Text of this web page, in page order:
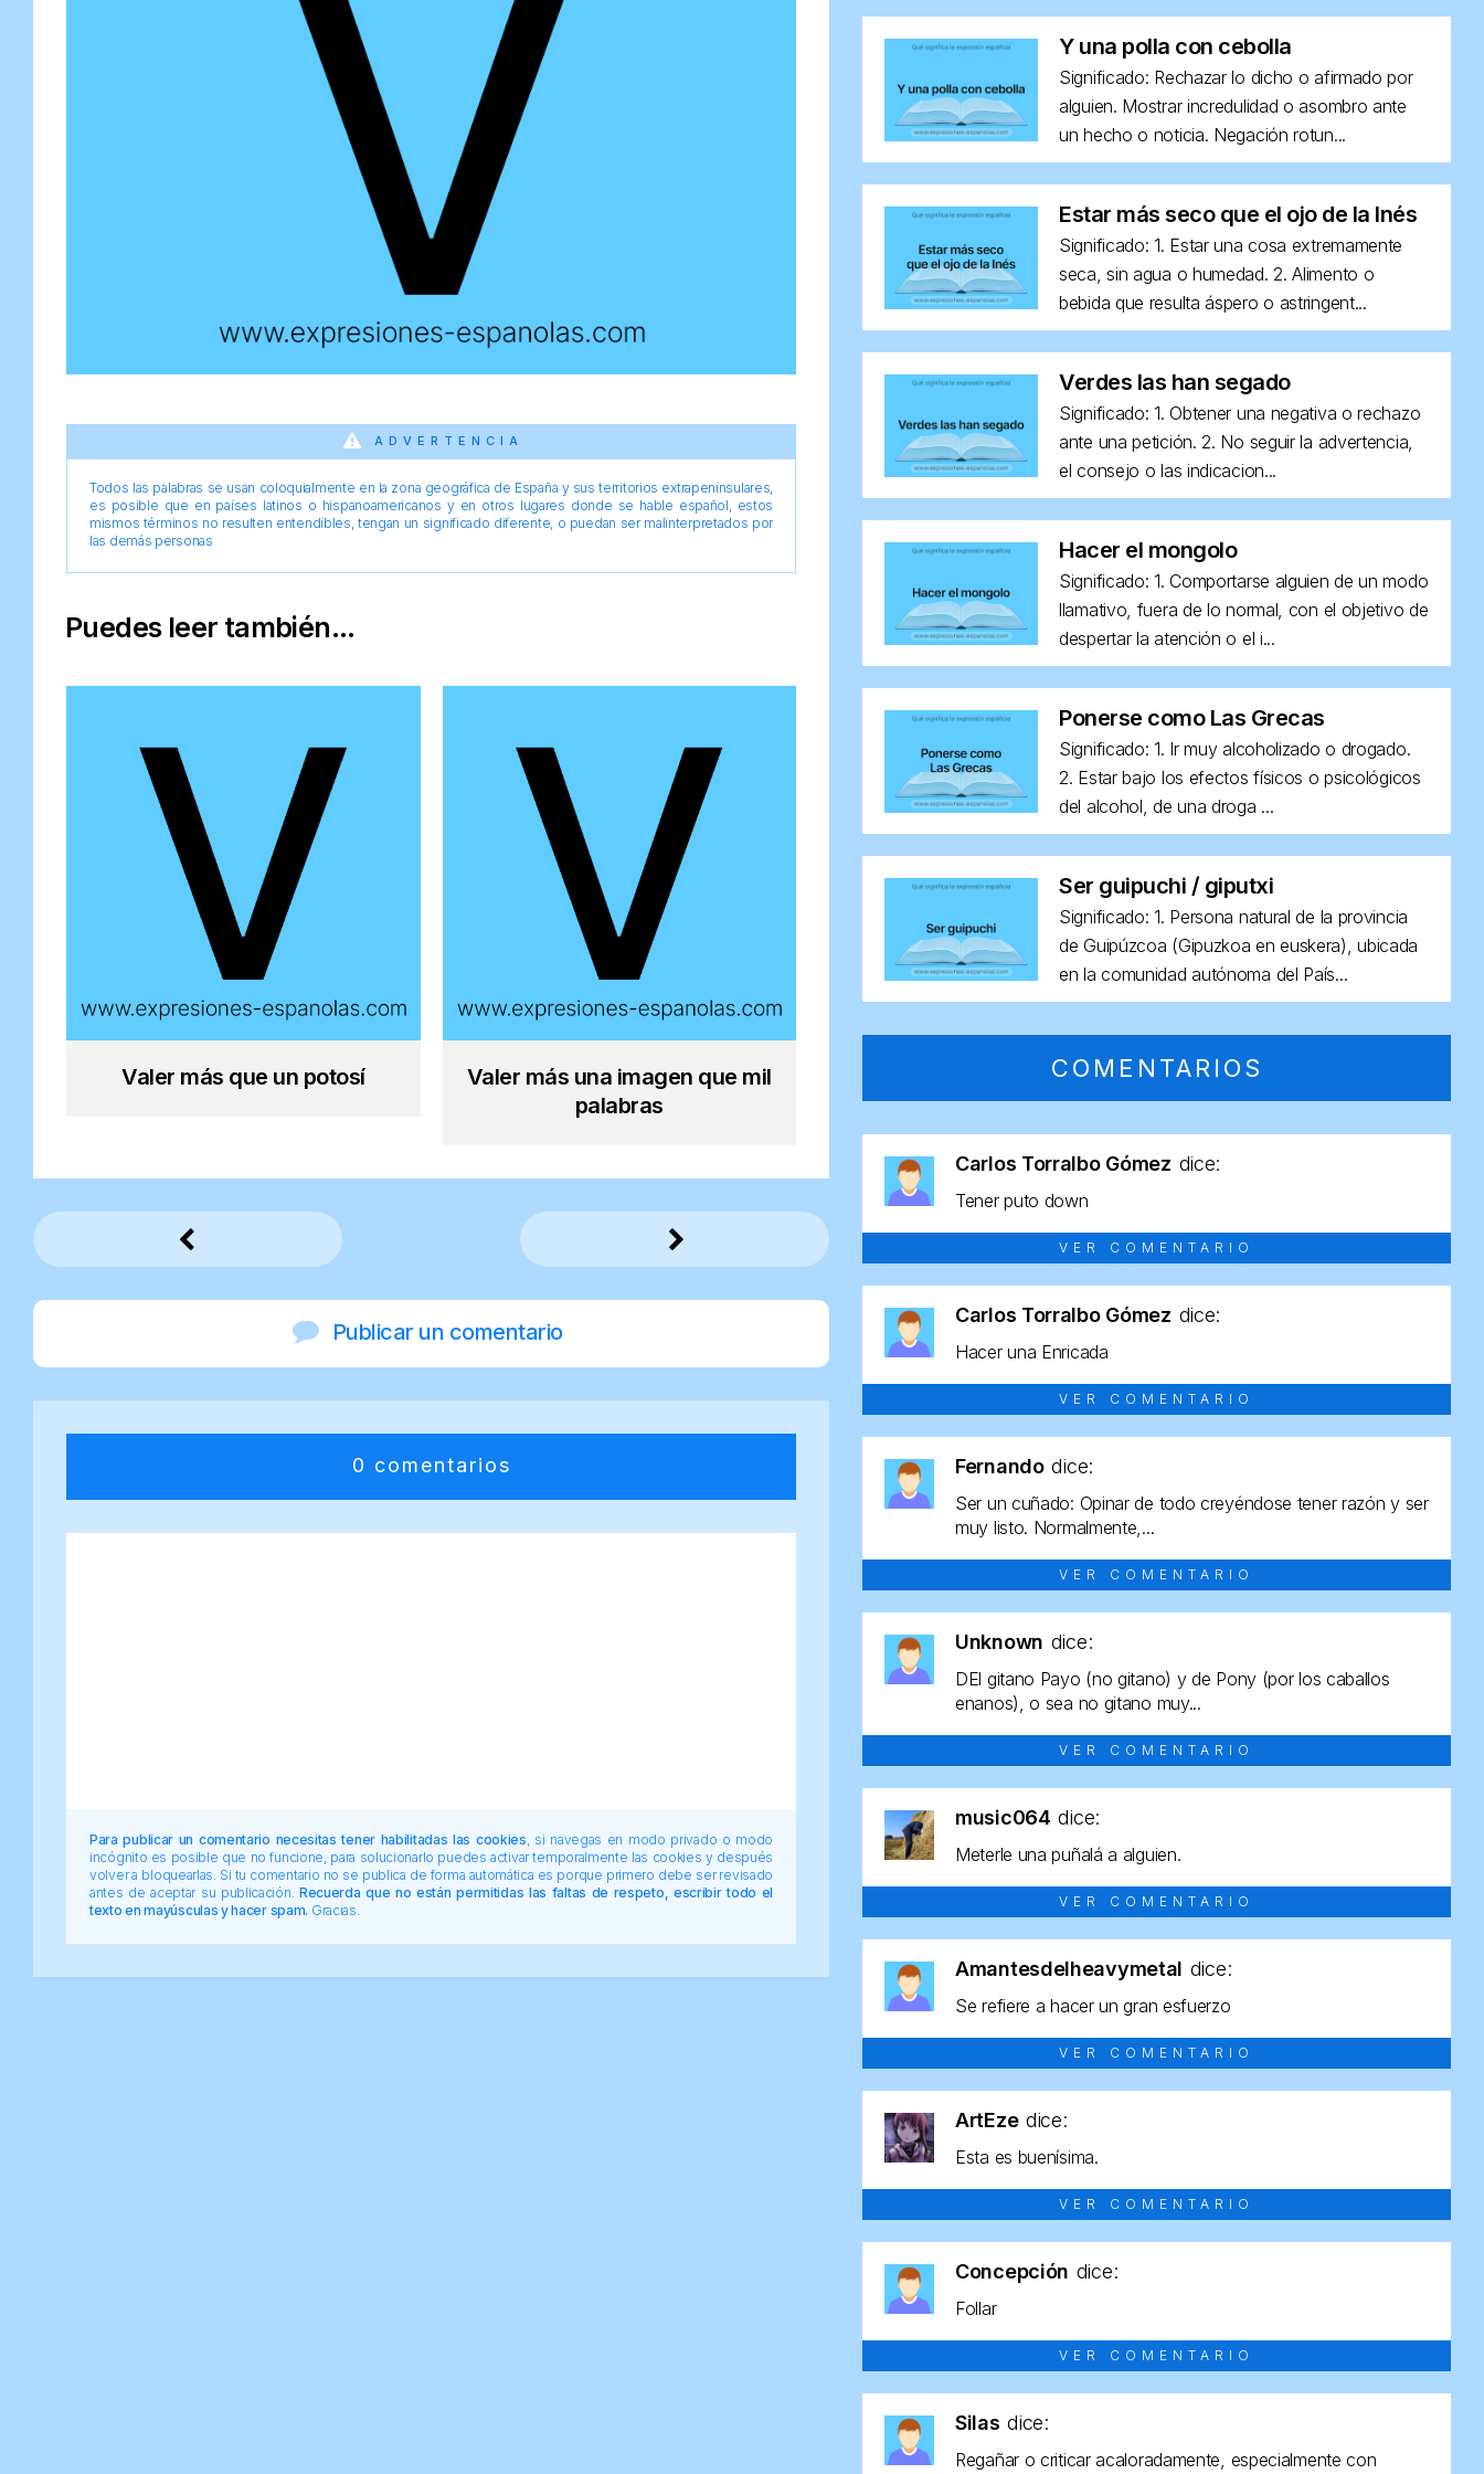
ADVERTENCIA
Todos las palabras se usan coloquialmente en la zona geográfica de España y sus territorios extrapeninsulares,
es posible que en países latinos o hispanoamericanos y en otros lugares donde se hable español, estos
mismos términos no resulten entendibles, tengan un significado diferente, o puedan ser malinterpretados por
las demás personas
Puedes leer también...
Valer más que un potosí
Valer más una imagen que mil
palabras
Publicar un comentario
0 comentarios
Para publicar un comentario necesitas tener habilitadas las cookies , si navegas en modo privado o modo
incógnito es posible que no funcione, para solucionarlo puedes activar temporalmente las cookies y después
volver a bloquearlas. Si tu comentario no se publica de forma automática es porque primero debe ser revisado
antes de aceptar su publicación. Recuerda que no están permitidas las faltas de respeto, escribir todo el
texto en mayúsculas y hacer spam. Gracias.
Y una polla con cebolla
Significado: Rechazar lo dicho o afirmado por
alguien. Mostrar incredulidad o asombro ante
un hecho o noticia. Negación rotun...
Estar más seco que el ojo de la Inés
Significado: 1. Estar una cosa extremamente
seca, sin agua o humedad. 2. Alimento o
bebida que resulta áspero o astringent...
Verdes las han segado
Significado: 1. Obtener una negativa o rechazo
ante una petición. 2. No seguir la advertencia,
el consejo o las indicacion...
Hacer el mongolo
Significado: 1. Comportarse alguien de un modo
llamativo, fuera de lo normal, con el objetivo de
despertar la atención o el i...
Ponerse como Las Grecas
Significado: 1. Ir muy alcoholizado o drogado.
2. Estar bajo los efectos físicos o psicológicos
del alcohol, de una droga ...
Ser guipuchi / giputxi
Significado: 1. Persona natural de la provincia
de Guipúzcoa (Gipuzkoa en euskera), ubicada
en la comunidad autónoma del País...
COMENTARIOS
Carlos Torralbo Gómez dice:
Tener puto down
VER COMENTARIO
Carlos Torralbo Gómez dice:
Hacer una Enricada
VER COMENTARIO
Fernando dice:
Ser un cuñado: Opinar de todo creyéndose tener razón y ser
muy listo. Normalmente,...
VER COMENTARIO
Unknown dice:
DEl gitano Payo (no gitano) y de Pony (por los caballos
enanos), o sea no gitano muy...
VER COMENTARIO
music064 dice:
Meterle una puñalá a alguien.
VER COMENTARIO
Amantesdelheavymetal dice:
Se refiere a hacer un gran esfuerzo
VER COMENTARIO
ArtEze dice:
Esta es buenísima.
VER COMENTARIO
Concepción dice:
Follar
VER COMENTARIO
Silas dice:
Regañar o criticar acaloradamente, especialmente con